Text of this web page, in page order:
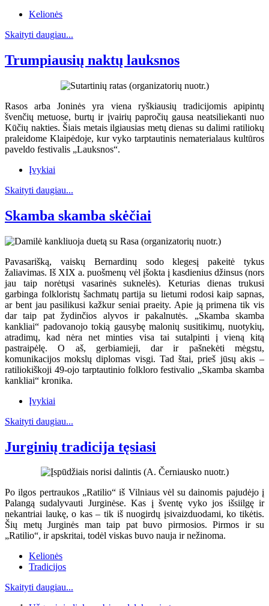
Kelionės
Skaityti daugiau...
Trumpiausių naktų lauksnos
Rasos arba Joninės yra viena ryškiausių tradicijomis apipintų
švenčių metuose, burtų ir įvairių papročių gausa neatsiliekanti nuo
Kūčių nakties. Šiais metais ilgiausias metų dienas su dalimi ratiliokų
praleidome Klaipėdoje, kur vyko tarptautinis nematerialaus kultūros
paveldo festivalis „Lauksnos“.
Įvykiai
Skaityti daugiau...
Skamba skamba skėčiai
Pavasarišką, vaiskų Bernardinų sodo klegesį pakeitė tykus
žaliavimas. Iš XIX a. puošmenų vėl įšokta į kasdienius džinsus (nors
jau taip norėtųsi vasarinės suknelės). Keturias dienas trukusi
garbinga folkloristų šachmatų partija su lietumi rodosi kaip sapnas,
ar bent jau pasilikusi kažkur seniai praeity. Apie ją primena tik vis
dar taip pat žydinčios alyvos ir pakalnutės. „Skamba skamba
kankliai“ padovanojo tokią gausybę malonių susitikimų, nuotykių,
atradimų, kad nėra net minties visa tai sutalpinti į vieną kitą
pastraipėlę. O aš, gerbiamieji, dar ir pašnekėti mėgstu,
komunikacijos mokslų diplomas visgi. Tad štai, prieš jūsų akis –
ratiliokiškoji 49-ojo tarptautinio folkloro festivalio „Skamba skamba
kankliai“ kronika.
Įvykiai
Skaityti daugiau...
Jurginių tradicija tęsiasi
Po ilgos pertraukos „Ratilio“ iš Vilniaus vėl su dainomis pajudėjo į
Palangą sudalyvauti Jurginėse. Kas į šventę vyko jos išsiilgę ir
nekantriai laukę, o kas – tik iš nuogirdų įsivaizduodami, ko tikėtis.
Šių metų Jurginės man taip pat buvo pirmosios. Pirmos ir su
„Ratilio“, ir apskritai, todėl viskas buvo nauja ir nežinoma.
Kelionės
Tradicijos
Skaityti daugiau...